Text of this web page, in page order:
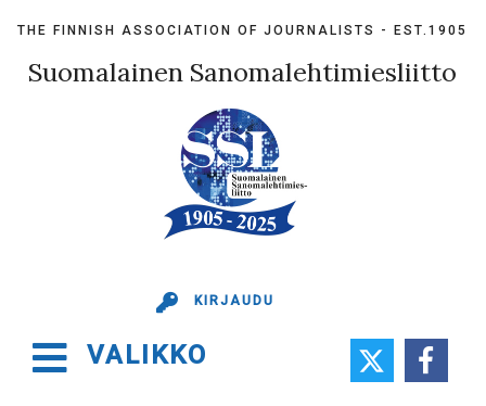
content
THE FINNISH ASSOCIATION OF JOURNALISTS - EST.1905
Suomalainen Sanomalehtimiesliitto
KIRJAUDU
VALIKKO